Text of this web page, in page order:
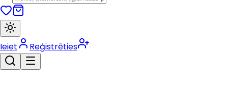
Ieiet Reģistrēties